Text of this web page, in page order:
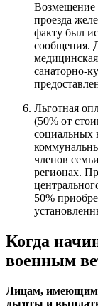
Возмещение
проезда
факту был
сообщения.
санаторно-
Льготная
(50% от
социальных
членов
регионах.
50%
Когда
военным
Лицам, имеющим
льготы и